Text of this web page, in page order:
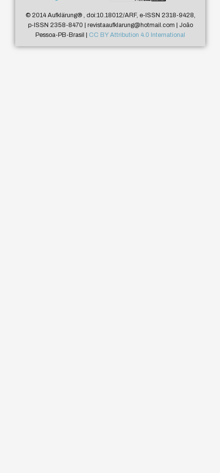
© 2014 Aufklärung®, doi:10.18012/ARF, e-ISSN 2318-9428,
p-ISSN 2358-8470 | revistaaufklarung@hotmail.com | João
Pessoa-PB-Brasil | CC BY Attribution 4.0 International